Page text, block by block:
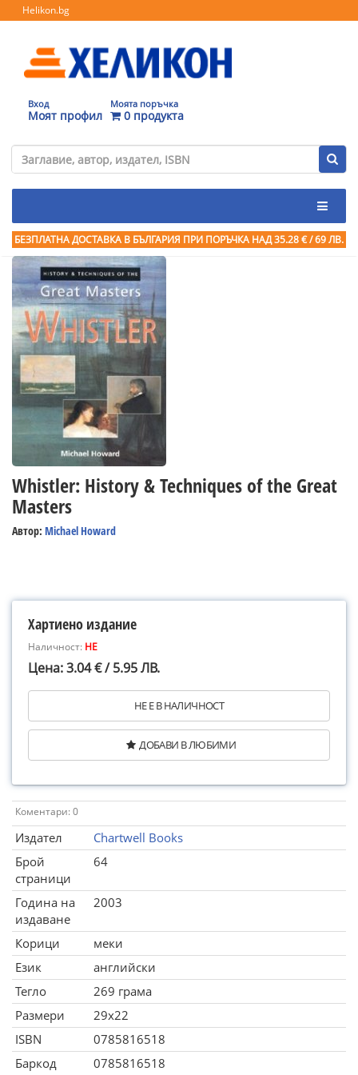
Helikon.bg
Вход
Моят профил
Моята поръчка
0 продукта
БЕЗПЛАТНА ДОСТАВКА В БЪЛГАРИЯ ПРИ ПОРЪЧКА НАД 35.28 € / 69 ЛВ.
Whistler: History & Techniques of the Great
Masters
Автор: Michael Howard
Хартиено издание
Наличност: НЕ
Цена: 3.04 € / 5.95 ЛВ.
НЕ Е В НАЛИЧНОСТ
ДОБАВИ В ЛЮБИМИ
Коментари: 0
Издател
Chartwell Books
Брой
страници
64
Година на
издаване
2003
Корици
меки
Език
английски
Тегло
269 грама
Размери
29x22
ISBN
0785816518
Баркод
0785816518